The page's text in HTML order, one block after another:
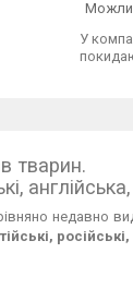
У
тварин.
недавно